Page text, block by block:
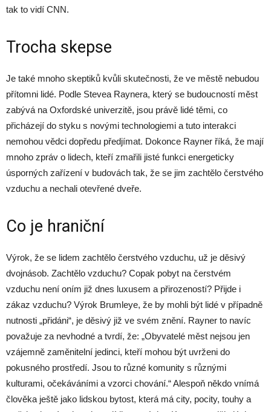
tak to vidí CNN.
Trocha skepse
Je také mnoho skeptiků kvůli skutečnosti, že ve městě nebudou
přítomni lidé. Podle Stevea Raynera, který se budoucností měst
zabývá na Oxfordské univerzitě, jsou právě lidé těmi, co
přicházejí do styku s novými technologiemi a tuto interakci
nemohou vědci dopředu předjímat. Dokonce Rayner říká, že mají
mnoho zpráv o lidech, kteří zmařili jisté funkci energeticky
úsporných zařízení v budovách tak, že se jim zachtělo čerstvého
vzduchu a nechali otevřené dveře.
Co je hraniční
Výrok, že se lidem zachtělo čerstvého vzduchu, už je děsivý
dvojnásob. Zachtělo vzduchu? Copak pobyt na čerstvém
vzduchu není oním již dnes luxusem a přirozeností? Přijde i
zákaz vzduchu? Výrok Brumleye, že by mohli být lidé v případně
nutnosti „přidáni“, je děsivý již ve svém znění. Rayner to navíc
považuje za nevhodné a tvrdí, že: „Obyvatelé měst nejsou jen
vzájemně zaměnitelní jedinci, kteří mohou být uvrženi do
pokusného prostředí. Jsou to různé komunity s různými
kulturami, očekáváními a vzorci chování.“ Alespoň někdo vnímá
člověka ještě jako lidskou bytost, která má city, pocity, touhy a